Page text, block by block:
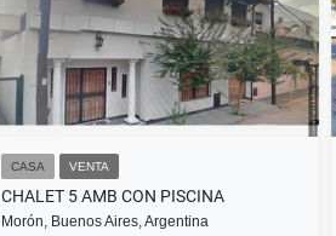
CASA VENTA
CHALET 5 AMB CON PISCINA
Morón, Buenos Aires, Argentina